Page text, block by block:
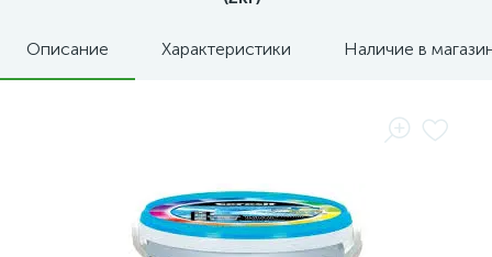
Описание Характеристики Наличие в